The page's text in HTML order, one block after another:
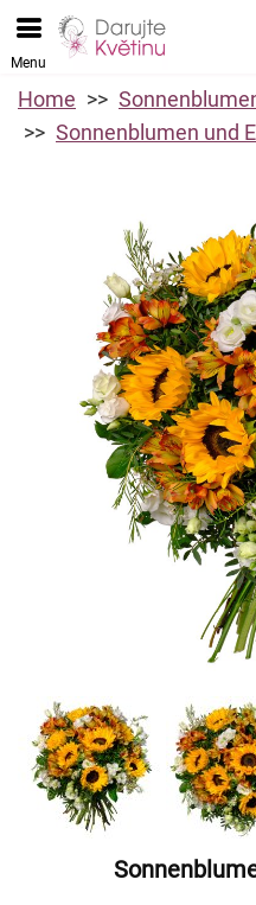
Menu
Home
Sonnenblumen und